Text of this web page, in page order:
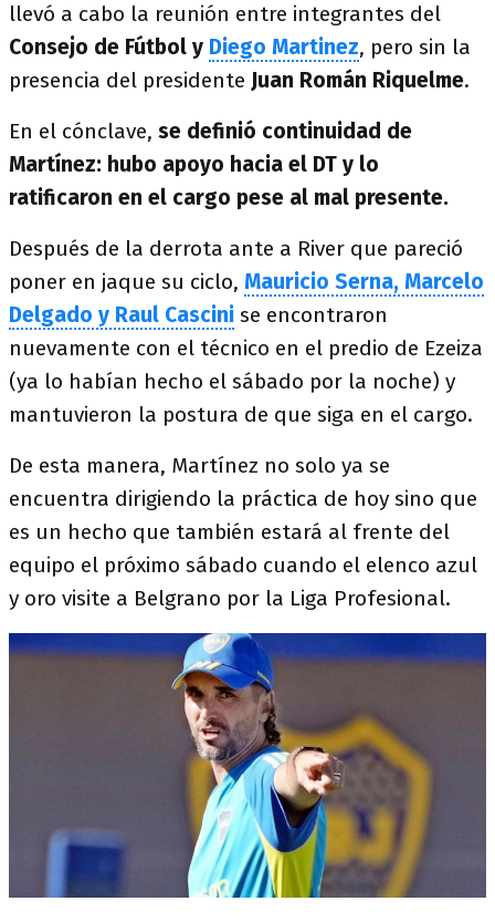
llevó a cabo la reunión entre integrantes del
Consejo de Fútbol y Diego Martinez, pero sin la
presencia del presidente Juan Román Riquelme.
En el cónclave, se definió continuidad de
Martínez: hubo apoyo hacia el DT y lo
ratificaron en el cargo pese al mal presente.
Después de la derrota ante a River que pareció
poner en jaque su ciclo, Mauricio Serna, Marcelo
Delgado y Raul Cascini se encontraron
nuevamente con el técnico en el predio de Ezeiza
(ya lo habían hecho el sábado por la noche) y
mantuvieron la postura de que siga en el cargo.
De esta manera, Martínez no solo ya se
encuentra dirigiendo la práctica de hoy sino que
es un hecho que también estará al frente del
equipo el próximo sábado cuando el elenco azul
y oro visite a Belgrano por la Liga Profesional.